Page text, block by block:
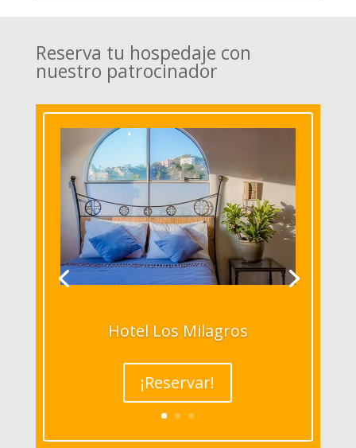
Reserva tu hospedaje con
nuestro patrocinador
Hotel Los Milagros
¡Reservar!